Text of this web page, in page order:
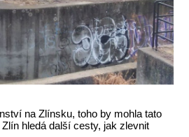
na Zlínsku, toho by mohla tato
hledá další cesty, jak zlevnit